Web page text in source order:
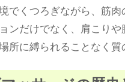
でくつろぎながら、筋
ンだけでなく、肩こり
所に縛られることなく